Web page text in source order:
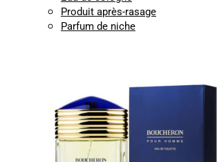
Produit après-rasage
Parfum de niche